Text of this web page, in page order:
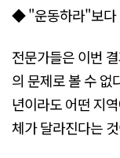
◆ "운동하라"보다
전문가들은 이번
의 문제로 볼 수 없
년이라도 어떤 지
체가 달라진다는